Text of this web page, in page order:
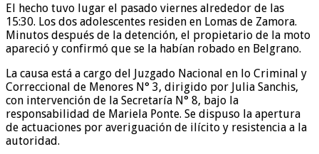
El hecho tuvo lugar el pasado viernes alrededor de las
15:30. Los dos adolescentes residen en Lomas de Zamora.
Minutos después de la detención, el propietario de la moto
apareció y confirmó que se la habían robado en Belgrano.
La causa está a cargo del Juzgado Nacional en lo Criminal y
Correccional de Menores N° 3, dirigido por Julia Sanchis,
con intervención de la Secretaría N° 8, bajo la
responsabilidad de Mariela Ponte. Se dispuso la apertura
de actuaciones por averiguación de ilícito y resistencia a la
autoridad.